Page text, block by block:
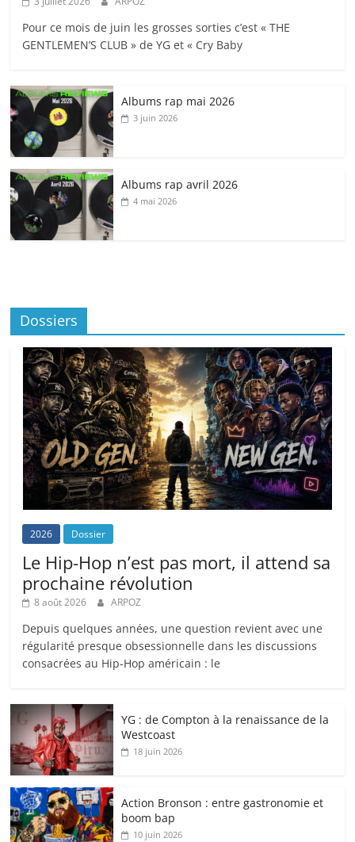
Pour ce mois de juin les grosses sorties c’est « THE
GENTLEMEN’S CLUB » de YG et « Cry Baby
Albums rap mai 2026
3 juin 2026
Albums rap avril 2026
4 mai 2026
Dossiers
2026 Dossier
Le Hip-Hop n’est pas mort, il attend sa
prochaine révolution
8 août 2026 ARPOZ
Depuis quelques années, une question revient avec une
régularité presque obsessionnelle dans les discussions
consacrées au Hip-Hop américain : le
YG : de Compton à la renaissance de la
Westcoast
18 juin 2026
Action Bronson : entre gastronomie et
boom bap
10 juin 2026